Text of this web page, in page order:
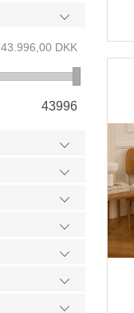
43.996,00 DKK
43996